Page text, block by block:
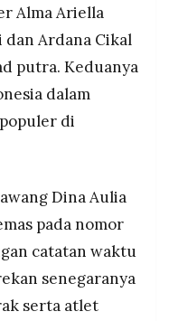
Alma Ariella
Ardana Cikal
putra. Keduanya
dalam
di
Dina Aulia
pada nomor
catatan waktu
senegaranya
serta atlet